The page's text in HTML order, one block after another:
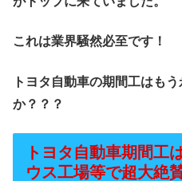
これは業界騒然必至です！
トヨタ自動車の期間工はも
か？？？
トヨタ自動車期間工
ウス工場等で超大絶